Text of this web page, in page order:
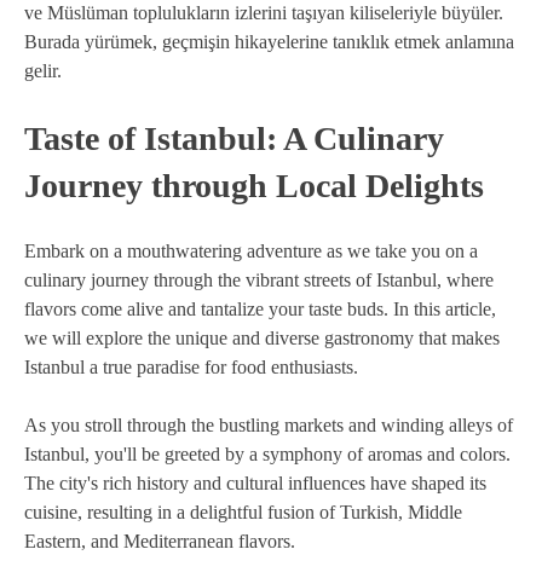
ve Müslüman toplulukların izlerini taşıyan kiliseleriyle büyüler.
Burada yürümek, geçmişin hikayelerine tanıklık etmek anlamına
gelir.
Taste of Istanbul: A Culinary
Journey through Local Delights
Embark on a mouthwatering adventure as we take you on a
culinary journey through the vibrant streets of Istanbul, where
flavors come alive and tantalize your taste buds. In this article,
we will explore the unique and diverse gastronomy that makes
Istanbul a true paradise for food enthusiasts.
As you stroll through the bustling markets and winding alleys of
Istanbul, you'll be greeted by a symphony of aromas and colors.
The city's rich history and cultural influences have shaped its
cuisine, resulting in a delightful fusion of Turkish, Middle
Eastern, and Mediterranean flavors.